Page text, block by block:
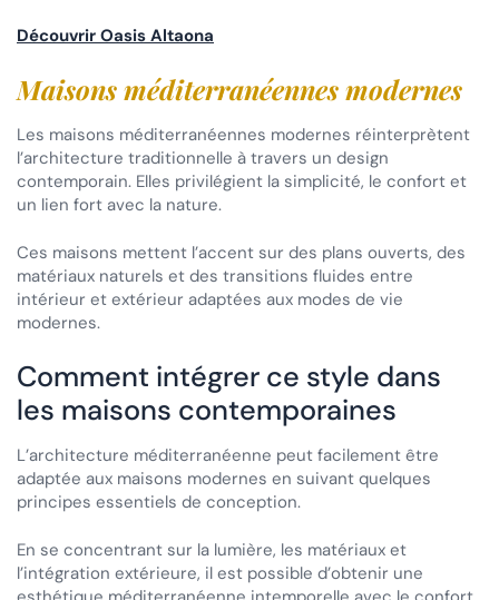
Découvrir Oasis Altaona
Maisons méditerranéennes modernes
Les maisons méditerranéennes modernes réinterprètent
l’architecture traditionnelle à travers un design
contemporain. Elles privilégient la simplicité, le confort et
un lien fort avec la nature.
Ces maisons mettent l’accent sur des plans ouverts, des
matériaux naturels et des transitions fluides entre
intérieur et extérieur adaptées aux modes de vie
modernes.
Comment intégrer ce style dans
les maisons contemporaines
L’architecture méditerranéenne peut facilement être
adaptée aux maisons modernes en suivant quelques
principes essentiels de conception.
En se concentrant sur la lumière, les matériaux et
l’intégration extérieure, il est possible d’obtenir une